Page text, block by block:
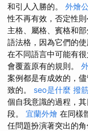
和引人入勝的。 外燴
性不再有效，否定性則
主格、屬格、賓格和
語法格，因為它們的
在不同語言中可能有
會覆蓋原有的規則。
案例都是有成效的，
致的。 seo是什麼 撥
個自我意識的過程，
段。 宜蘭外燴 在同樣
任問題扮演著突出的